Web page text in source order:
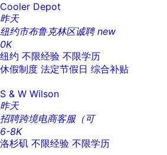
Cooler Depot
昨天
纽约市布鲁克林区诚聘 new
0K
纽约 不限经验 不限学历
休假制度 法定节假日 综合补贴
S & W Wilson
昨天
招聘跨境电商客服（可
6-8K
洛杉矶 不限经验 不限学历